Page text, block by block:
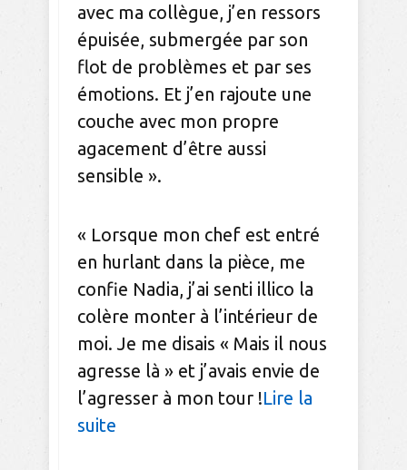
avec ma collègue, j’en ressors
épuisée, submergée par son
flot de problèmes et par ses
émotions. Et j’en rajoute une
couche avec mon propre
agacement d’être aussi
sensible ».
« Lorsque mon chef est entré
en hurlant dans la pièce, me
confie Nadia, j’ai senti illico la
colère monter à l’intérieur de
moi. Je me disais « Mais il nous
agresse là » et j’avais envie de
l’agresser à mon tour !Lire la
suite